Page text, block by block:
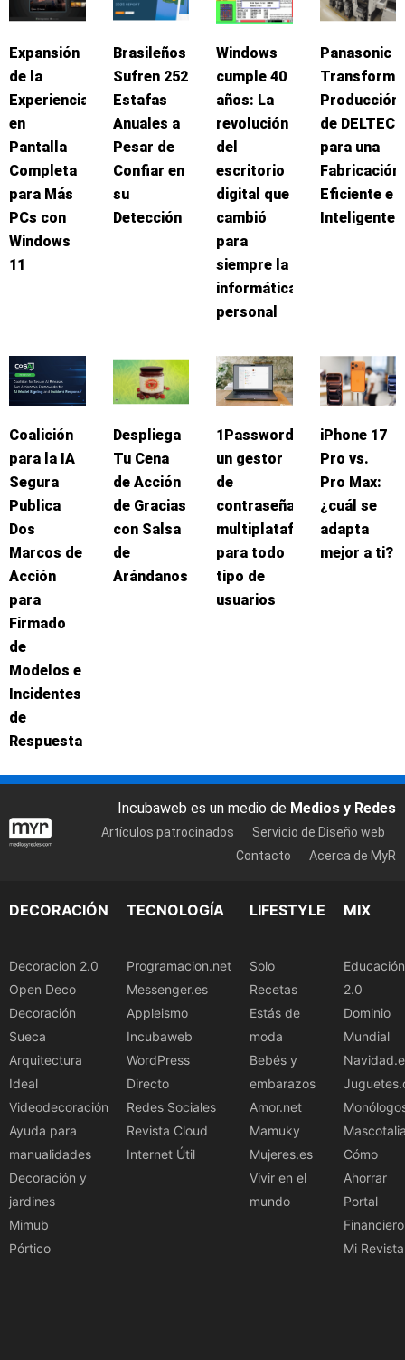
Expansión
de la
Experiencia
en
Pantalla
Completa
para Más
PCs con
Windows
11
Brasileños
Sufren 252
Estafas
Anuales a
Pesar de
Confiar en
su
Detección
Windows
cumple 40
años: La
revolución
del
escritorio
digital que
cambió
para
siempre la
informática
personal
Panasonic
Transforma
Producción
de DELTEC
para una
Fabricación
Eficiente e
Inteligente
Coalición
para la IA
Segura
Publica
Dos
Marcos de
Acción
para
Firmado
de
Modelos e
Incidentes
de
Respuesta
Despliega
Tu Cena
de Acción
de Gracias
con Salsa
de
Arándanos
1Password:
un gestor
de
contraseñas
multiplataforma
para todo
tipo de
usuarios
iPhone 17
Pro vs.
Pro Max:
¿cuál se
adapta
mejor a ti?
Incubaweb es un medio de Medios y Redes
Artículos patrocinados
Servicio de Diseño web
Contacto
Acerca de MyR
DECORACIÓN
Decoracion 2.0
Open Deco
Decoración
Sueca
Arquitectura
Ideal
Videodecoración
Ayuda para
manualidades
Decoración y
jardines
Mimub
Pórtico
TECNOLOGÍA
Programacion.net
Messenger.es
Appleismo
Incubaweb
WordPress
Directo
Redes Sociales
Revista Cloud
Internet Útil
LIFESTYLE
Solo
Recetas
Estás de
moda
Bebés y
embarazos
Amor.net
Mamuky
Mujeres.es
Vivir en el
mundo
MIX
Educación
2.0
Dominio
Mundial
Cómo
Ahorrar
Portal
Financiero
Mi Revista